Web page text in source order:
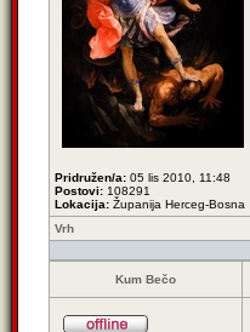
Pridružen/a: 05 lis 2010, 11:48
Postovi: 108291
Lokacija: Županija Herceg-Bosna
Vrh
Kum Bečo